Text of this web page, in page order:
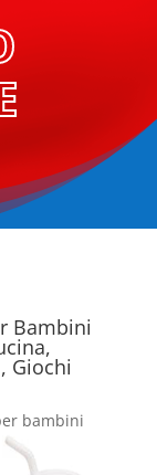
Bambini
Giochi
bambini